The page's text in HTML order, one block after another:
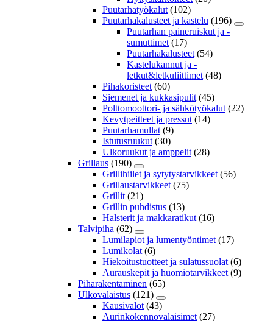
Puutarhatyökalut (102)
Puutarhakalusteet ja kastelu (196)
Puutarhan paineruiskut ja -
sumuttimet (17)
Puutarhakalusteet (54)
Kastelukannut ja -
letkut&letkuliittimet (48)
Pihakoristeet (60)
Siemenet ja kukkasipulit (45)
Polttomoottori- ja sähkötyökalut (22)
Kevytpeitteet ja pressut (14)
Puutarhamullat (9)
Istutusruukut (30)
Ulkoruukut ja amppelit (28)
Grillaus (190)
Grillihiilet ja sytytystarvikkeet (56)
Grillaustarvikkeet (75)
Grillit (21)
Grillin puhdistus (13)
Halsterit ja makkaratikut (16)
Talvipiha (62)
Lumilapiot ja lumentyöntimet (17)
Lumikolat (6)
Hiekoitustuotteet ja sulatussuolat (6)
Aurauskepit ja huomiotarvikkeet (9)
Piharakentaminen (65)
Ulkovalaistus (121)
Kausivalot (43)
Aurinkokennovalaisimet (27)